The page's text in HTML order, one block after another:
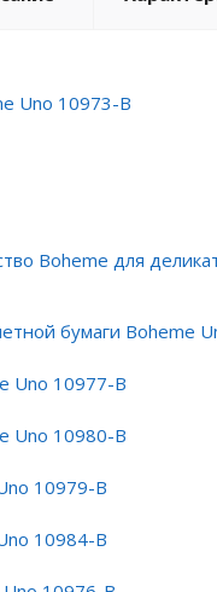
Uno 10973-B
Boheme для
бумаги Boheme
Uno 10977-B
Uno 10980-B
10979-B
10984-B